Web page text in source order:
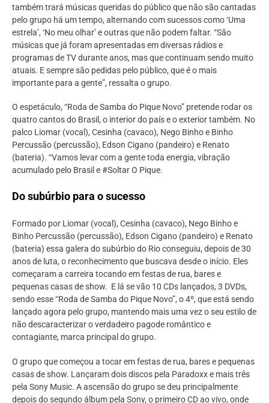
também trará músicas queridas do público que não são cantadas
pelo grupo há um tempo, alternando com sucessos como ‘Uma
estrela’, ‘No meu olhar’ e outras que não podem faltar. “São
músicas que já foram apresentadas em diversas rádios e
programas de TV durante anos, mas que continuam sendo muito
atuais. E sempre são pedidas pelo público, que é o mais
importante para a gente”, ressalta o grupo.
O espetáculo, “Roda de Samba do Pique Novo” pretende rodar os
quatro cantos do Brasil, o interior do país e o exterior também. No
palco Liomar (vocal), Cesinha (cavaco), Nego Binho e Binho
Percussão (percussão), Edson Cigano (pandeiro) e Renato
(bateria). “Vamos levar com a gente toda energia, vibração
acumulado pelo Brasil e #Soltar O Pique.
Do subúrbio para o sucesso
Formado por Liomar (vocal), Cesinha (cavaco), Nego Binho e
Binho Percussão (percussão), Edson Cigano (pandeiro) e Renato
(bateria) essa galera do subúrbio do Rio conseguiu, depois de 30
anos de luta, o reconhecimento que buscava desde o início. Eles
começaram a carreira tocando em festas de rua, bares e
pequenas casas de show. E lá se vão 10 CDs lançados, 3 DVDs,
sendo esse “Roda de Samba do Pique Novo”, o 4º, que está sendo
lançado agora pelo grupo, mantendo mais uma vez o seu estilo de
não descaracterizar o verdadeiro pagode romântico e
contagiante, marca principal do grupo.
O grupo que começou a tocar em festas de rua, bares e pequenas
casas de show. Lançaram dois discos pela Paradoxx e mais três
pela Sony Music. A ascensão do grupo se deu principalmente
depois do segundo álbum pela Sony, o primeiro CD ao vivo, onde